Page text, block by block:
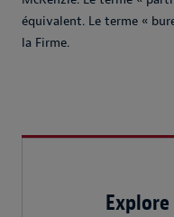
équivalent. Le terme «
la Firme.